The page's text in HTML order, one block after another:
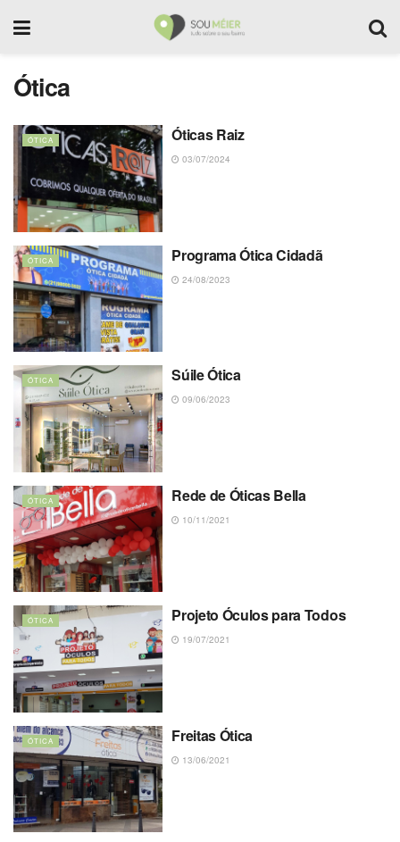
Ótica
ÓTICA Óticas Raiz
03/07/2024
ÓTICA Programa Ótica Cidadã
24/08/2023
ÓTICA Súile Ótica
09/06/2023
ÓTICA Rede de Óticas Bella
10/11/2021
ÓTICA Projeto Óculos para Todos
19/07/2021
ÓTICA Freitas Ótica
13/06/2021